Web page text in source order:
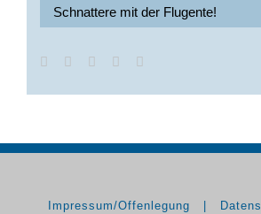
Schnattere mit der Flugente!
Impressum/Offenlegung